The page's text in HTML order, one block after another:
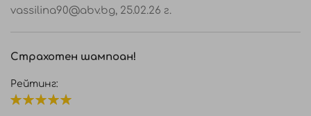
vassilina90@abv.bg, 25.02.26 г.
Страхотен шампоан!
Рейтинг: